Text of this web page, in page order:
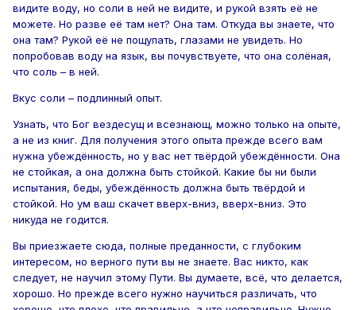
видите воду, но соли в ней не видите, и рукой взять её не
можете. Но разве её там нет? Она там. Откуда вы знаете, что
она там? Рукой её не пощупать, глазами не увидеть. Но
попробовав воду на язык, вы почувствуете, что она солёная,
что соль – в ней.
Вкус соли – подлинный опыт.
Узнать, что Бог вездесущ и всезнающ, можно только на опыте,
а не из книг. Для получения этого опыта прежде всего вам
нужна убеждённость, но у вас нет твёрдой убеждённости. Она
не стойкая, а она должна быть стойкой. Какие бы ни были
испытания, беды, убеждённость должна быть твёрдой и
стойкой. Но ум ваш скачет вверх-вниз, вверх-вниз. Это
никуда не годится.
Вы приезжаете сюда, полные преданности, с глубоким
интересом, но верного пути вы не знаете. Вас никто, как
следует, не научил этому Пути. Вы думаете, всё, что делается,
хорошо. Но прежде всего нужно научиться различать, что